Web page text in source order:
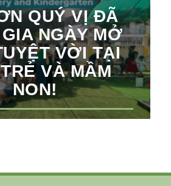
QUÝ VỊ ĐÃ
NGÀY MỞ
VỜI TẠI
VÀ MẦM
NON!